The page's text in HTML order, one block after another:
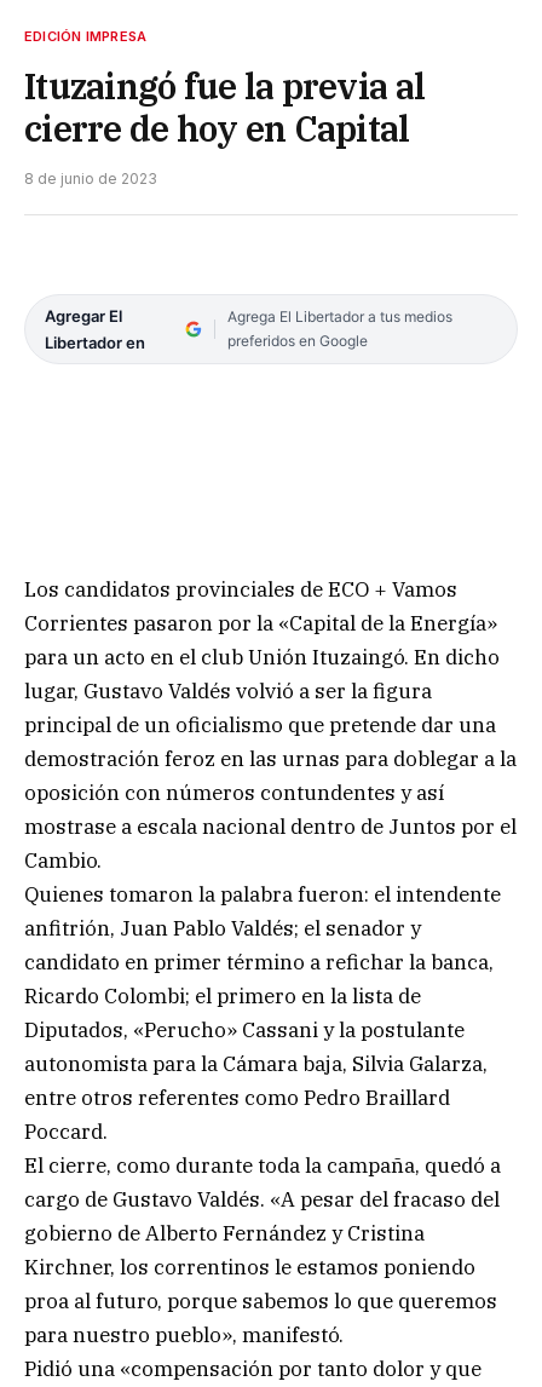
EDICIÓN IMPRESA
Ituzaingó fue la previa al
cierre de hoy en Capital
8 de junio de 2023
Agregar El
Libertador en
Agrega El Libertador a tus medios
preferidos en Google
Los candidatos provinciales de ECO + Vamos
Corrientes pasaron por la «Capital de la Energía»
para un acto en el club Unión Ituzaingó. En dicho
lugar, Gustavo Valdés volvió a ser la figura
principal de un oficialismo que pretende dar una
demostración feroz en las urnas para doblegar a la
oposición con números contundentes y así
mostrase a escala nacional dentro de Juntos por el
Cambio.
Quienes tomaron la palabra fueron: el intendente
anfitrión, Juan Pablo Valdés; el senador y
candidato en primer término a refichar la banca,
Ricardo Colombi; el primero en la lista de
Diputados, «Perucho» Cassani y la postulante
autonomista para la Cámara baja, Silvia Galarza,
entre otros referentes como Pedro Braillard
Poccard.
El cierre, como durante toda la campaña, quedó a
cargo de Gustavo Valdés. «A pesar del fracaso del
gobierno de Alberto Fernández y Cristina
Kirchner, los correntinos le estamos poniendo
proa al futuro, porque sabemos lo que queremos
para nuestro pueblo», manifestó.
Pidió una «compensación por tanto dolor y que